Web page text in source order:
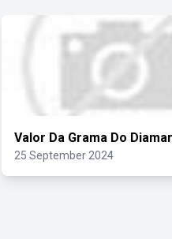
Valor Da Grama Do
25 September 2024